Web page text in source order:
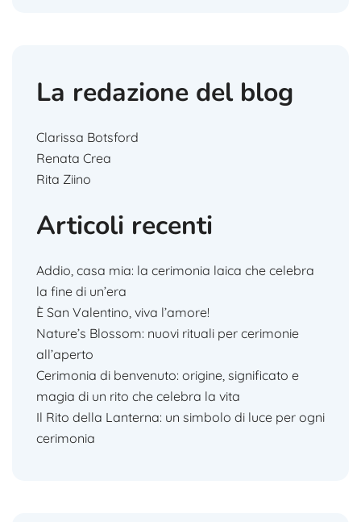
La redazione del blog
Clarissa Botsford
Renata Crea
Rita Ziino
Articoli recenti
Addio, casa mia: la cerimonia laica che celebra
la fine di un’era
È San Valentino, viva l’amore!
Nature’s Blossom: nuovi rituali per cerimonie
all’aperto
Cerimonia di benvenuto: origine, significato e
magia di un rito che celebra la vita
Il Rito della Lanterna: un simbolo di luce per ogni
cerimonia